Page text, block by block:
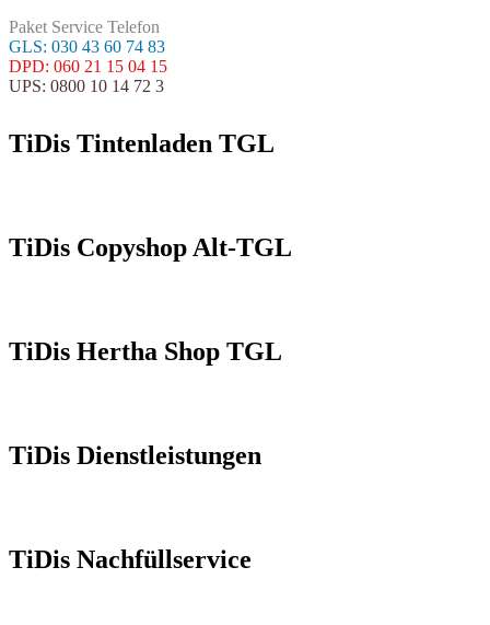
Paket Service Telefon
GLS: 030 43 60 74 83
DPD: 060 21 15 04 15
UPS: 0800 10 14 72 3
TiDis Tintenladen TGL
TiDis Copyshop Alt-TGL
TiDis Hertha Shop TGL
TiDis Dienstleistungen
TiDis Nachfüllservice